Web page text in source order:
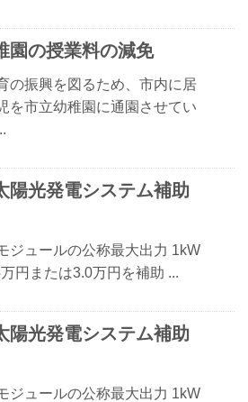
園の授業料の減免
の振興を図るため、市内に居
を市立幼稚園に通園させてい
陽光発電システム補助
ジュールの公称最大出力 1kW
円または3.0万円を補助 ...
陽光発電システム補助
ジュールの公称最大出力 1kW